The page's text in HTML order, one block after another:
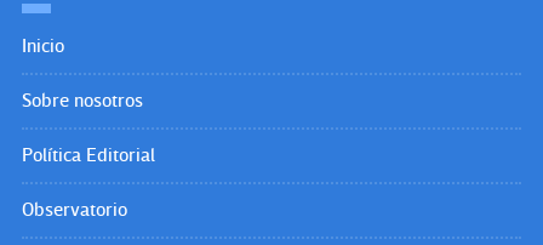
Inicio
Sobre nosotros
Política Editorial
Observatorio